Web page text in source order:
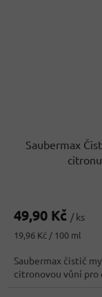
Saubermax
49,90 Kč / ks
Měrná
19,96 Kč / 100 ml
Saubermax čistič
citronovou vůní pro